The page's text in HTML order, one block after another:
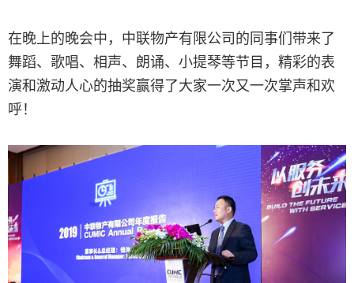
在晚上的晚会中，中联物产有限公司的同事们带来了
舞蹈、歌唱、相声、朗诵、小提琴等节目，精彩的表
演和激动人心的抽奖赢得了大家一次又一次掌声和欢
呼！